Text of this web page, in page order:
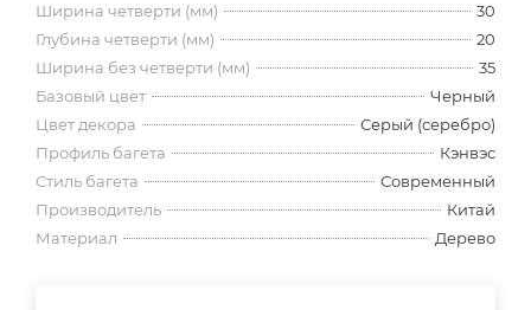
Ширина четверти (мм)
30
Глубина четверти (мм)
20
Ширина без четверти (мм)
35
Базовый цвет
Черный
Цвет декора
Серый (серебро)
Профиль багета
Кэнвэс
Стиль багета
Современный
Производитель
Китай
Материал
Дерево